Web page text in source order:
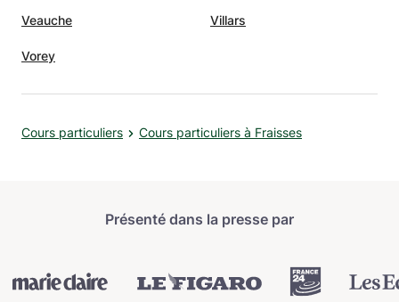
Veauche Villars
Vorey
Cours particuliers Cours particuliers à Fraisses
Présenté dans la presse par